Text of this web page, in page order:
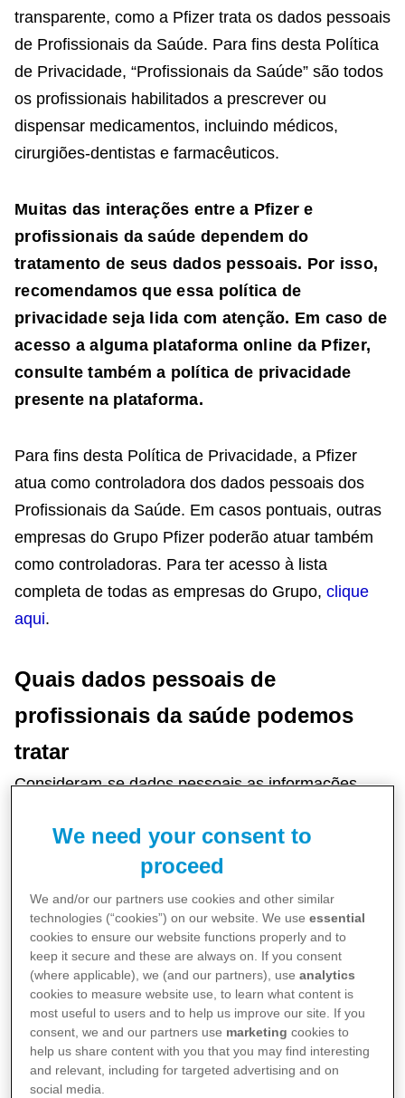
transparente, como a Pfizer trata os dados pessoais
de Profissionais da Saúde. Para fins desta Política
de Privacidade, “Profissionais da Saúde” são todos
os profissionais habilitados a prescrever ou
dispensar medicamentos, incluindo médicos,
cirurgiões-dentistas e farmacêuticos.
Muitas das interações entre a Pfizer e
profissionais da saúde dependem do
tratamento de seus dados pessoais. Por isso,
recomendamos que essa política de
privacidade seja lida com atenção. Em caso de
acesso a alguma plataforma online da Pfizer,
consulte também a política de privacidade
presente na plataforma.
Para fins desta Política de Privacidade, a Pfizer
atua como controladora dos dados pessoais dos
Profissionais da Saúde. Em casos pontuais, outras
empresas do Grupo Pfizer poderão atuar também
como controladoras. Para ter acesso à lista
completa de todas as empresas do Grupo, clique
aqui.
Quais dados pessoais de
profissionais da saúde podemos
tratar
Consideram-se dados pessoais as informações
identificável.
A Pfizer coleta dados pessoais de Profissionais da
Saúde de diversas formas, incluindo diretamente
junto ao titular dos dados (por intermédio de
interações com os Parceiros de Soluções de Saúde
(PSS’s), Gerentes de Contas, Gerentes Médicos,
Programas de Pacientes, durante participação em
eventos e atividades, cadastro e interação em
plataformas online, solicitações feitas em nossos
We need your consent to
proceed
We and/or our partners use cookies and other similar
technologies (“cookies”) on our website. We useessential
cookies to ensure our website functions properly and to
keep it secure and these are always on. If you consent
(where applicable), we (and our partners), useanalytics
cookies to measure website use, to learn what content is
most useful to users and to help us improve our site. If you
consent, we and our partners use marketing cookies to
help us share content with you that you may find interesting
and relevant, including for targeted advertising and on
social media.